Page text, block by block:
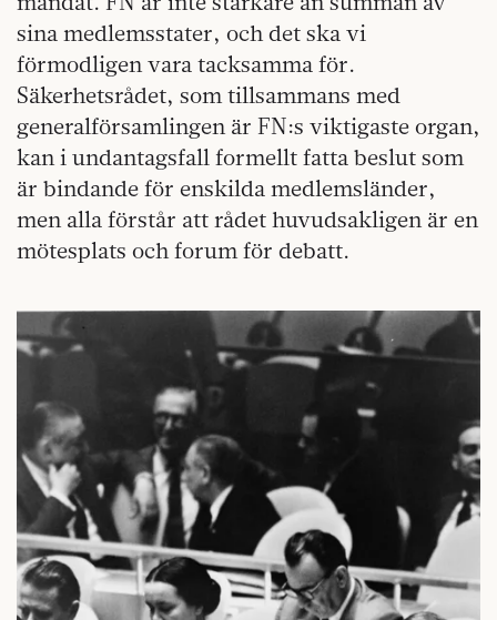
sina medlemsstater, och det ska vi
förmodligen vara tacksamma för.
Säkerhetsrådet, som tillsammans med
generalförsamlingen är FN:s viktigaste organ,
kan i undantagsfall formellt fatta beslut som
är bindande för enskilda medlemsländer,
men alla förstår att rådet huvudsakligen är en
mötesplats och forum för debatt.